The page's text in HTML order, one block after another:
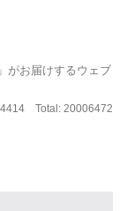
がお届けするウェブ
4414 Total: 20006472